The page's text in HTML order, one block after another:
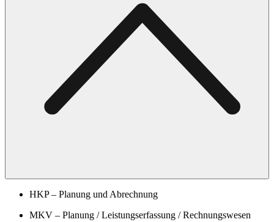
HKP – Planung und Abrechnung
MKV – Planung / Leistungserfassung / Rechnungswesen